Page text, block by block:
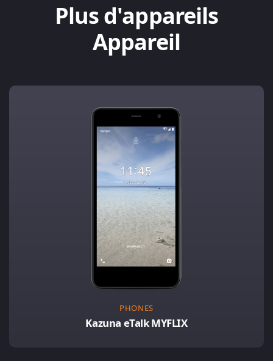
Plus d'appareils
Appareil
PHONES
Kazuna eTalk MYFLIX